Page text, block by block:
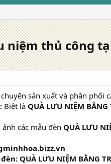
niệm thủ công
sản xuất và phân
Biệt là QUÀ LƯU NIỆM BẰNG
các mẫu đèn QUÀ LƯU
QUÀ LƯU NIỆM BẰNG